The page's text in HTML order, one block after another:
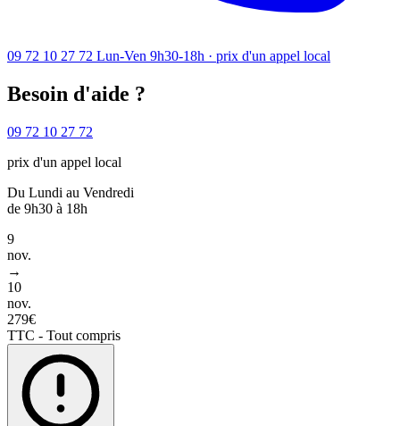
09 72 10 27 72 Lun-Ven 9h30-18h · prix d'un appel local
Besoin d'aide ?
09 72 10 27 72
prix d'un appel local
Du Lundi au Vendredi
de 9h30 à 18h
9
nov.
→
10
nov.
279€
TTC - Tout compris